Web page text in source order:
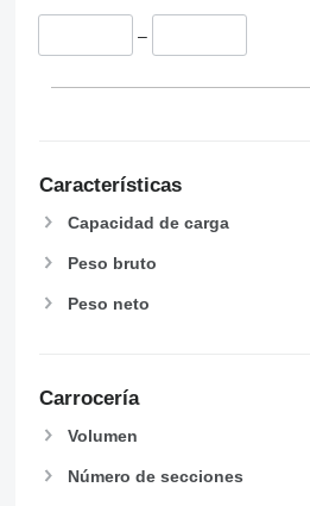
–
Características
Capacidad de carga
Peso bruto
Peso neto
Carrocería
Volumen
Número de secciones